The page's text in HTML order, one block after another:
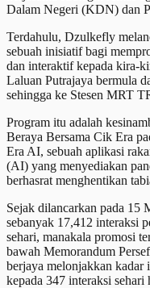
Dalam Negeri (KDN) dan
Terdahulu, Dzulkefly
sebuah inisiatif bagi
dan interaktif kepada kira-
Laluan Putrajaya bermula
sehingga ke Stesen MRT
Program itu adalah
Beraya Bersama Cik Era
Era AI, sebuah aplikasi
(AI) yang menyediakan
berhasrat menghentikan
Sejak dilancarkan pada 15
sebanyak 17,412 interaksi
sehari, manakala promosi
bawah Memorandum
berjaya melonjakkan kadar
kepada 347 interaksi sehari